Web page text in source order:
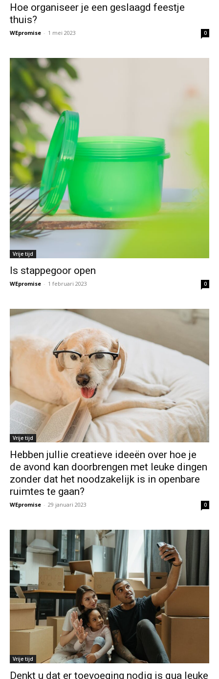
Hoe organiseer je een geslaagd feestje
thuis?
WEpromise - 1 mei 2023 0
Vrije tijd
Is stappegoor open
WEpromise - 1 februari 2023 0
Vrije tijd
Hebben jullie creatieve ideeën over hoe je
de avond kan doorbrengen met leuke dingen
zonder dat het noodzakelijk is in openbare
ruimtes te gaan?
WEpromise - 29 januari 2023 0
Vrije tijd
Denkt u dat er toevoeging nodig is qua leuke